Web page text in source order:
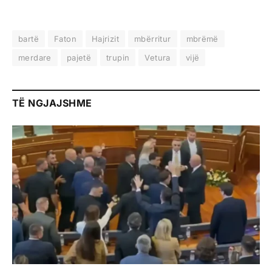
bartë Faton Hajrizit mbërritur
mbrëmë
merdare
pajetë trupin Vetura vijë
TË NGJAJSHME